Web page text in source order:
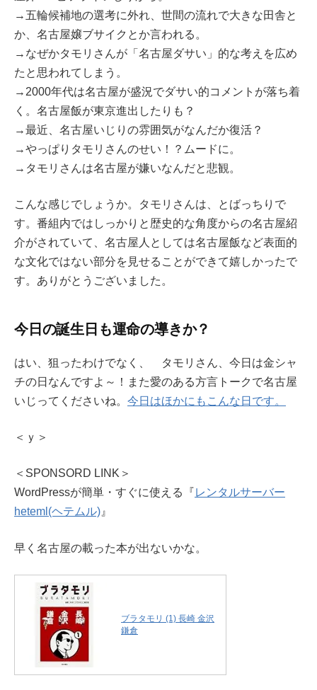
→五輪候補地の選考に外れ、世間の流れで大きな田舎と
か、名古屋嬢ブサイクとか言われる。
→なぜかタモリさんが「名古屋ダサい」的な考えを広め
たと思われてしまう。
→2000年代は名古屋が盛況でダサい的コメントが落ち着
く。名古屋飯が東京進出したりも？
→最近、名古屋いじりの雰囲気がなんだか復活？
→やっぱりタモリさんのせい！？ムードに。
→タモリさんは名古屋が嫌いなんだと悲観。
こんな感じでしょうか。タモリさんは、とばっちりで
す。番組内ではしっかりと歴史的な角度からの名古屋紹
介がされていて、名古屋人としては名古屋飯など表面的
な文化ではない部分を見せることができて嬉しかったで
す。ありがとうございました。
今日の誕生日も運命の導きか？
はい、狙ったわけでなく、 タモリさん、今日は金シャ
チの日なんですよ～！また愛のある方言トークで名古屋
いじってくださいね。 今日はほかにもこんな日です。
＜ｙ＞
＜SPONSORD LINK＞
WordPressが簡単・すぐに使える『レンタルサーバー
heteml(ヘテムル) 』
早く名古屋の載った本が出ないかな。
ブラタモリ (1) 長崎 金沢
鎌倉